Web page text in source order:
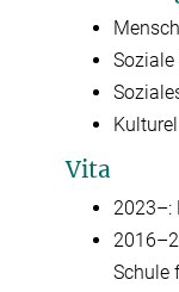
Soziale
Vita
2023–:
Schule